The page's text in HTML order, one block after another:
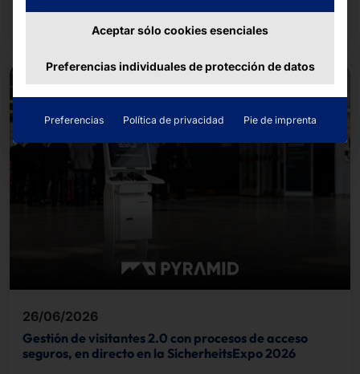
Seguir leyendo
26/06/2026
Gestión de visitantes 2.0 con procesos de acceso
seguros, en directo en la SicherheitsExpo 2026
Aceptar sólo cookies esenciales
Preferencias individuales de protección de datos
Preferencias Política de privacidad Pie de imprenta